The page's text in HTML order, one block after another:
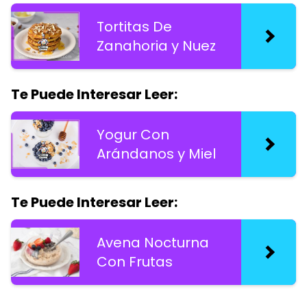
Tortitas De
Zanahoria y Nuez
Te Puede Interesar Leer:
Yogur Con
Arándanos y Miel
Te Puede Interesar Leer:
Avena Nocturna
Con Frutas